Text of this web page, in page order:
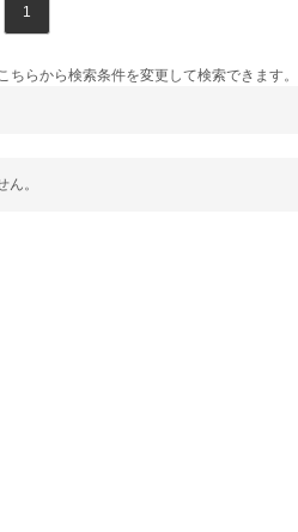
1
ちらから検索条件を変更して検索できます。
。